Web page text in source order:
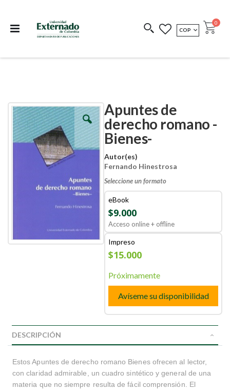
COEDICIONES REDIMIR CÓDIGO
MONEDA
COP Cart
0
Apuntes de
derecho romano -
Bienes-
Autor(es)
Fernando Hinestrosa
Seleccione un formato
eBook
$9.000
Acceso online + offline
Impreso
$15.000
Próximamente
Avíseme su disponibilidad
Skip
to
the
end
of
Skip
to
the
beginning
of
DESCRIPCIÓN
Estos Apuntes de derecho romano Bienes ofrecen al lector,
con claridad admirable, un cuadro sintético y general de una
materia que no siempre resulta de fácil comprensión. El